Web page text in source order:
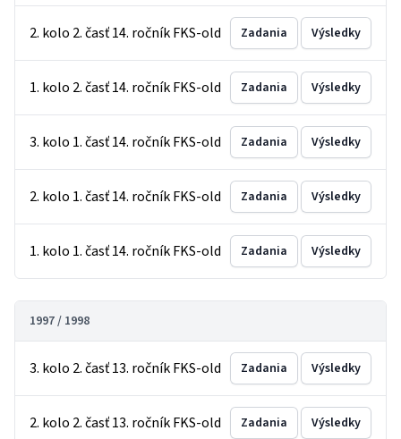
2. kolo 2. časť 14. ročník FKS-old Zadania Výsledky
1. kolo 2. časť 14. ročník FKS-old Zadania Výsledky
3. kolo 1. časť 14. ročník FKS-old Zadania Výsledky
2. kolo 1. časť 14. ročník FKS-old Zadania Výsledky
1. kolo 1. časť 14. ročník FKS-old Zadania Výsledky
1997 / 1998
3. kolo 2. časť 13. ročník FKS-old Zadania Výsledky
2. kolo 2. časť 13. ročník FKS-old Zadania Výsledky